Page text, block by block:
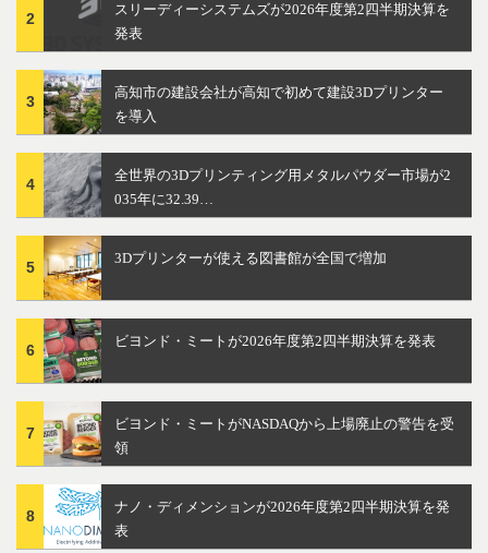
2
スリーディーシステムズが2026年度第2四半期決算を
発表
3
高知市の建設会社が高知で初めて建設3Dプリンター
を導入
4
全世界の3Dプリンティング用メタルパウダー市場が2
035年に32.39…
5
3Dプリンターが使える図書館が全国で増加
6
ビヨンド・ミートが2026年度第2四半期決算を発表
7
ビヨンド・ミートがNASDAQから上場廃止の警告を受
領
8
ナノ・ディメンションが2026年度第2四半期決算を発
表